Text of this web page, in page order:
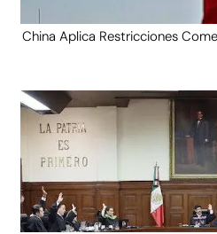
China Aplica Restricciones